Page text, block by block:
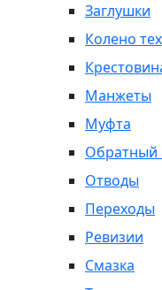
Заглушки
Колено
Манжеты
Муфта
Обратный
Отводы
Переходы
Ревизии
Смазка